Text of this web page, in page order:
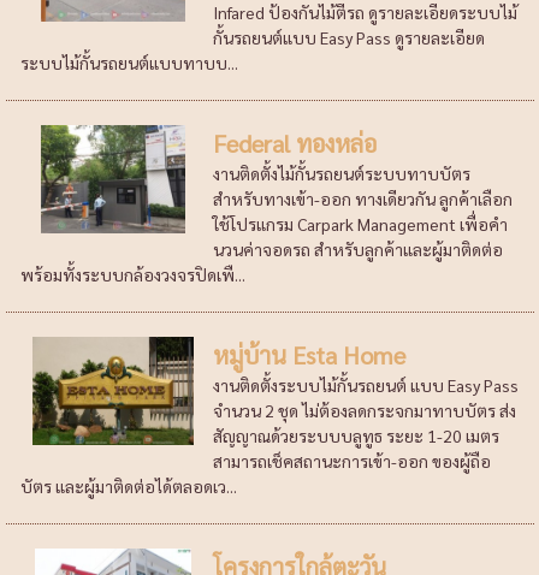
Infared ป้องกันไม้ตีรถ ดูรายละเอียดระบบไม้
กั้นรถยนต์แบบ Easy Pass ดูรายละเอียด
ระบบไม้กั้นรถยนต์แบบทาบบ...
Federal ทองหล่อ
งานติดตั้งไม้กั้นรถยนต์ระบบทาบบัตร
สำหรับทางเข้า-ออก ทางเดียวกัน ลูกค้าเลือก
ใช้โปรแกรม Carpark Management เพื่อคำ
นวนค่าจอดรถ สำหรับลูกค้าและผู้มาติดต่อ
พร้อมทั้งระบบกล้องวงจรปิดเพื...
หมู่บ้าน Esta Home
งานติดตั้งระบบไม้กั้นรถยนต์ แบบ Easy Pass
จำนวน 2 ชุด ไม่ต้องลดกระจกมาทาบบัตร ส่ง
สัญญาณด้วยระบบบลูทูธ ระยะ 1-20 เมตร
สามารถเช็คสถานะการเข้า-ออก ของผู้ถือ
บัตร และผู้มาติดต่อได้ตลอดเว...
โครงการใกล้ตะวัน